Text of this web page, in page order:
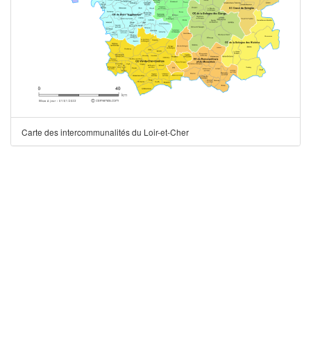
Carte des intercommunalités du Loir-et-Cher